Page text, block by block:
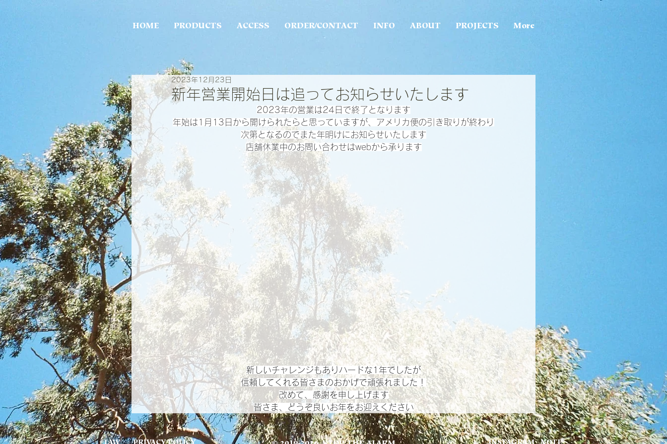
HOME PRODUCTS ACCESS ORDER/CONTACT INFO ABOUT PROJECTS More
新年営業開始日は追ってお知らせいたします
2023年12月23日
2023年の営業は24日で終了となります
年始は1月13日から開けられたらと思っていますが、アメリカ便の引き取りが終わり
次第となるのでまた年明けにお知らせいたします
店舗休業中のお問い合わせはwebから承ります
新しいチャレンジもありハードな1年でしたが
信頼してくれる皆さまのおかげで頑張れました！
改めて、感謝を申し上げます
皆さま、どうぞ良いお年をお迎えください